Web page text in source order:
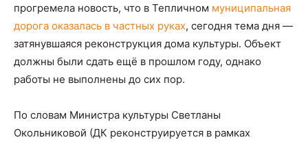
прогремела новость, что в Тепличном муниципальная
дорога оказалась в частных руках, сегодня тема дня —
затянувшаяся реконструкция дома культуры. Объект
должны были сдать ещё в прошлом году, однако
работы не выполнены до сих пор.
По словам Министра культуры Светланы
Окольниковой (ДК реконструируется в рамках